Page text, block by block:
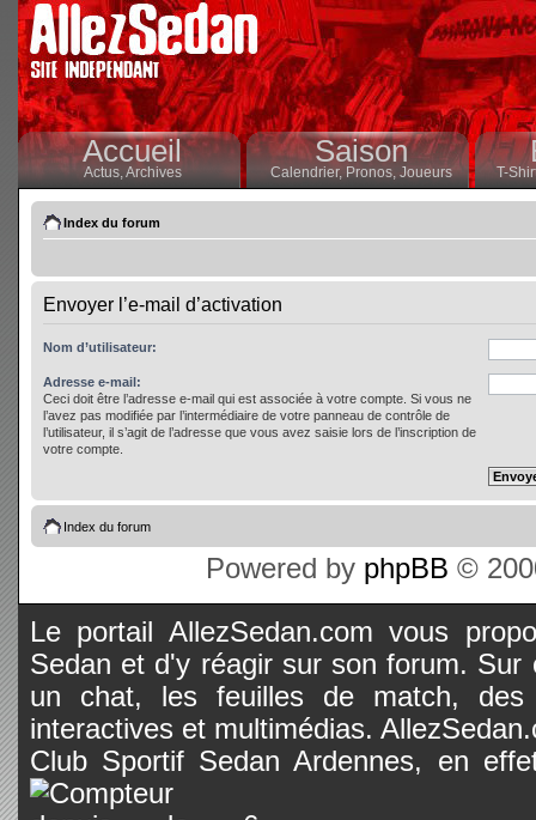
Accueil
Actus,Archives
Saison
Calendrier,Pronos, Joueurs T-
Index du forum
Envoyer l’e-mail d’activation
Nom d’utilisateur:
Adresse e-mail:
Ceci doit être l’adresse e-mail qui est associée à votre compte. Si vous ne
l’avez pas modifiée par l’intermédiaire de votre panneau de contrôle de
l’utilisateur, il s’agit de l’adresse que vous avez saisie lors de l’inscription de
votre compte.
Index du forum
Powered by phpBB ©
Le portail AllezSedan.com vous
Sedan et d'y réagir sur son forum.
un chat, les feuilles de match, des
interactives et multimédias.
Club Sportif Sedan Ardennes, en